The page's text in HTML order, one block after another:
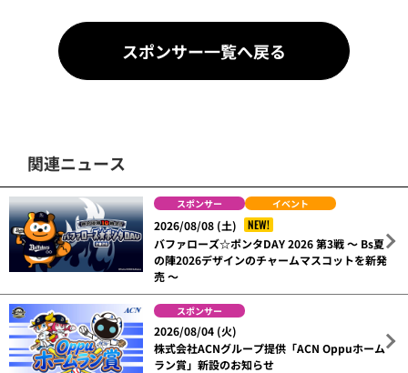
スポンサー一覧へ戻る
関連ニュース
スポンサー イベント
2026/08/08 (土)
NEW!
バファローズ☆ポンタDAY 2026 第3戦 ～ Bs夏
の陣2026デザインのチャームマスコットを新発
売 ～
スポンサー
2026/08/04 (火)
株式会社ACNグループ提供「ACN Oppuホーム
ラン賞」新設のお知らせ